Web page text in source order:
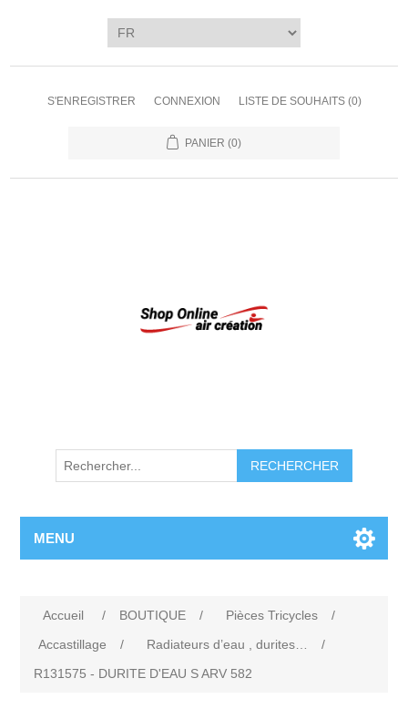
S'ENREGISTRER CONNEXION LISTE DE SOUHAITS (0)
PANIER (0)
RECHERCHER
MENU
Accueil / BOUTIQUE / Pièces Tricycles
/
Accastillage
/ Radiateurs d’eau , durites…
/
R131575 - DURITE D'EAU S ARV 582